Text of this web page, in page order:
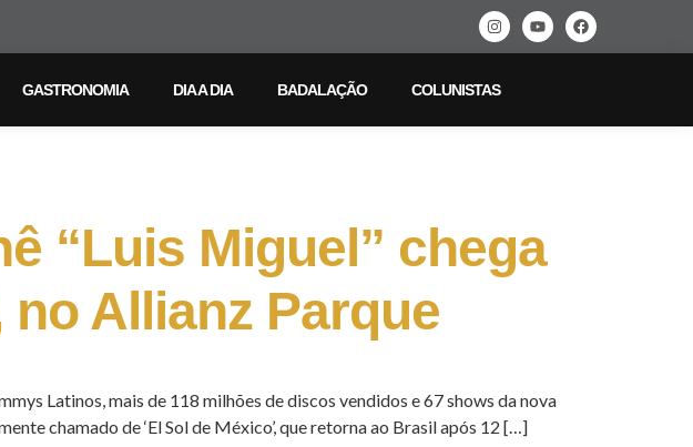
GASTRONOMIA DIA A DIA BADALAÇÃO COLUNISTAS
“Luis Miguel” chega
Allianz Parque
Latinos, mais de 118 milhões de discos vendidos e 67 shows da nova
chamado de ‘El Sol de México’, que retorna ao Brasil após 12 […]